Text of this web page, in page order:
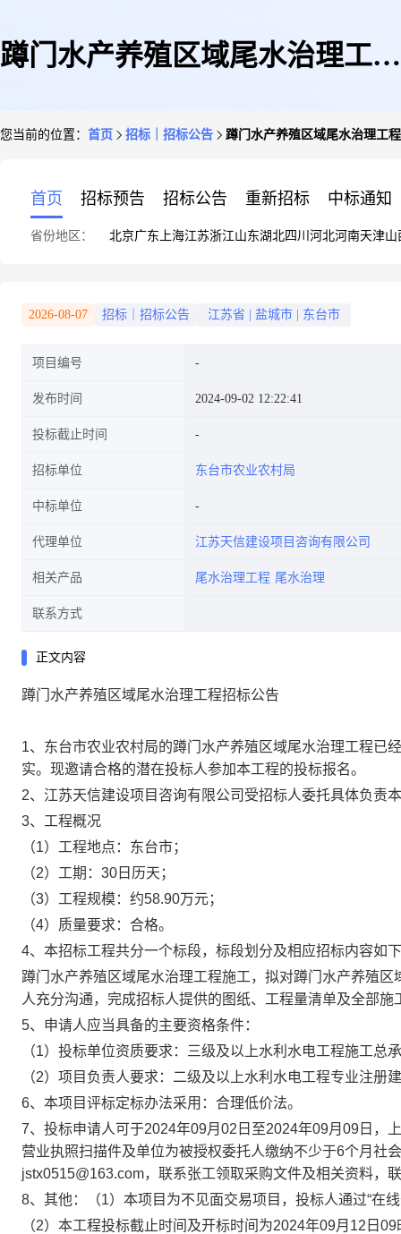
蹲门水产养殖区域尾水治理工程
您当前的位置： 首页 招标｜招标公告 蹲门水产养殖区域尾水治理工
首页 招标预告 招标公告 重新招标 中标通知
省份地区： 北京广东 上海江苏浙江山东湖北四川 河北河南天津山
2026-08-07 招标｜招标公告 江苏省 盐城市 东台市
项目编号
发布时间 2024-09-02 12:22:41
投标截止时间
招标单位 东台市农业农村局
中标单位
代理单位 江苏天信建设项目咨询有限公司
相关产品 尾水治理工程 尾水治理
联系方式
正文内容
蹲门水产养殖区域尾水治理工程招标公告
1、东台市农业农村局的蹲门水产养殖区域尾水治理工程已
实。现邀请合格的潜在投标人参加本工程的投标报名。
2、江苏天信建设项目咨询有限公司受招标人委托具体负责
3、工程概况
（1）工程地点：东台市；
（2）工期：30日历天；
（3）工程规模：约58.90万元；
（4）质量要求：合格。
4、本招标工程共分一个标段，标段划分及相应招标内容如
蹲门水产养殖区域尾水治理工程施工，拟对蹲门水产养殖
人充分沟通，完成招标人提供的图纸、工程量清单及全部施
5、申请人应当具备的主要资格条件：
（1）投标单位资质要求：三级及以上水利水电工程施工总
（2）项目负责人要求：二级及以上水利水电工程专业注册
6、本项目评标定标办法采用：合理低价法。
7、投标申请人可于2024年09月02日至2024年09月09日，
营业执照扫描件及单位为被授权委托人缴纳不少于6个月社
jstx0515@163.com，联系张工领取采购文件及相关资料，
8、其他：（1）本项目为不见面交易项目，投标人通过“在
（2）本工程投标截止时间及开标时间为2024年09月12日